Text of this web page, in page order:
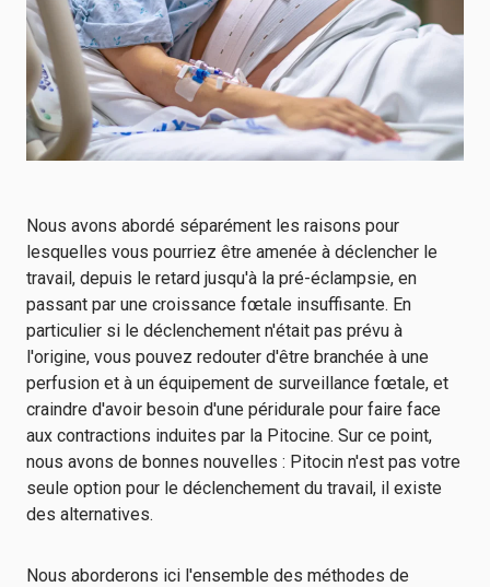
Nous avons abordé séparément les raisons pour
lesquelles vous pourriez être amenée à déclencher le
travail, depuis le retard jusqu'à la pré-éclampsie, en
passant par une croissance fœtale insuffisante. En
particulier si le déclenchement n'était pas prévu à
l'origine, vous pouvez redouter d'être branchée à une
perfusion et à un équipement de surveillance fœtale, et
craindre d'avoir besoin d'une péridurale pour faire face
aux contractions induites par la Pitocine. Sur ce point,
nous avons de bonnes nouvelles : Pitocin n'est pas votre
seule option pour le déclenchement du travail, il existe
des alternatives.
Nous aborderons ici l'ensemble des méthodes de